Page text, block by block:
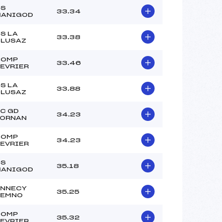
:
33.34
LA
33.38
33.46
LA
33.88
GD
34.23
34.23
35.18
35.25
35.32